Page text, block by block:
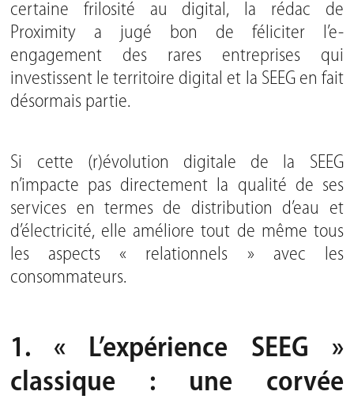
certaine frilosité au digital, la rédac de
Proximity a jugé bon de féliciter l’e-
engagement des rares entreprises qui
investissent le territoire digital et la SEEG en fait
désormais partie.
Si cette (r)évolution digitale de la SEEG
n’impacte pas directement la qualité de ses
services en termes de distribution d’eau et
d’électricité, elle améliore tout de même tous
les aspects « relationnels » avec les
consommateurs.
1. « L’expérience SEEG »
classique : une corvée